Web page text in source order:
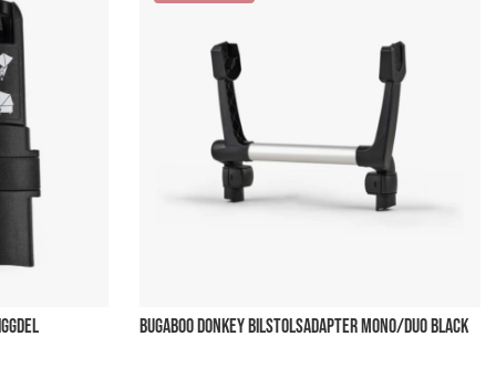
BUGABOO DONKEY BILSTOLSADAPTER MONO/DUO BLACK